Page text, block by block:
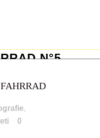
N°5
,
0